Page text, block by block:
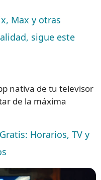
Max y otras
sigue este
nativa de tu televisor
de la máxima
Horarios, TV y